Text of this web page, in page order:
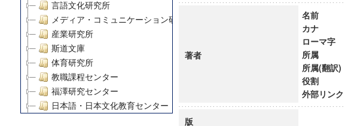
言語文化研究所
メディア・コミュニケーション研究所
産業研究所
斯道文庫
体育研究所
教職課程センター
福澤研究センター
日本語・日本文化教育センター
著者
名前
カナ
ローマ字
所属
所属(翻訳)
役割
外部リンク
版